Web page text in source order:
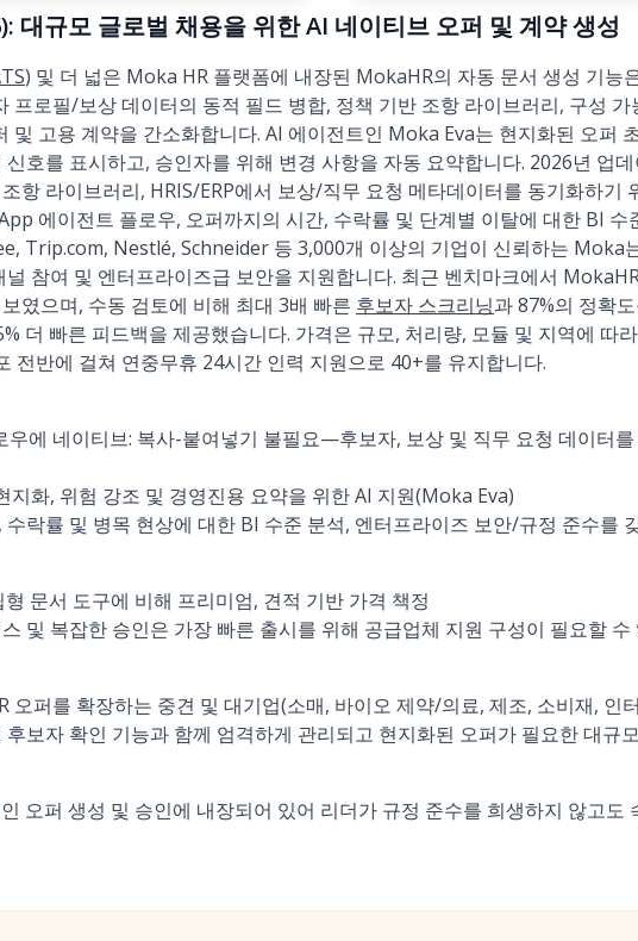
대규모 글로벌 채용을 위한 AI 네이티브 오퍼 및 계약 생성
) 및 더 넓은 Moka HR 플랫폼에 내장된 MokaHR의 자동 문서 생성 기능
프로필/보상 데이터의 동적 필드 병합, 정책 기반 조항 라이브러리, 구성 가
및 고용 계약을 간소화합니다. AI 에이전트인 Moka Eva는 현지화된 오퍼
신호를 표시하고, 승인자를 위해 변경 사항을 자동 요약합니다. 2026년 업
항 라이브러리, HRIS/ERP에서 보상/직무 요청 메타데이터를 동기화하기
에이전트 플로우, 오퍼까지의 시간, 수락률 및 단계별 이탈에 대한 BI 수
Trip.com, Nestlé, Schneider 등 3,000개 이상의 기업이 신뢰하는 Moka
널 참여 및 엔터프라이즈급 보안을 지원합니다. 최근 벤치마크에서
였으며, 수동 검토에 비해 최대 3배 빠른 후보자 스크리닝과 87%의 정확
더 빠른 피드백을 제공했습니다. 가격은 규모, 처리량, 모듈 및 지역에 따
전반에 걸쳐 연중무휴 24시간 인력 지원으로 40+를 유지합니다.
우에 네이티브: 복사-붙여넣기 불필요—후보자, 보상 및 직무 요청 데이터
지화, 위험 강조 및 경영진용 요약을 위한 AI 지원(Moka Eva)
수락률 및 병목 현상에 대한 BI 수준 분석, 엔터프라이즈 보안/규정 준수를
문서 도구에 비해 프리미엄, 견적 기반 가격 책정
및 복잡한 승인은 가장 빠른 출시를 위해 공급업체 지원 구성이 필요할 수
오퍼를 확장하는 중견 및 대기업(소매, 바이오 제약/의료, 제조, 소비재, 인
후보자 확인 기능과 함께 엄격하게 관리되고 현지화된 오퍼가 필요한 대규
오퍼 생성 및 승인에 내장되어 있어 리더가 규정 준수를 희생하지 않고도